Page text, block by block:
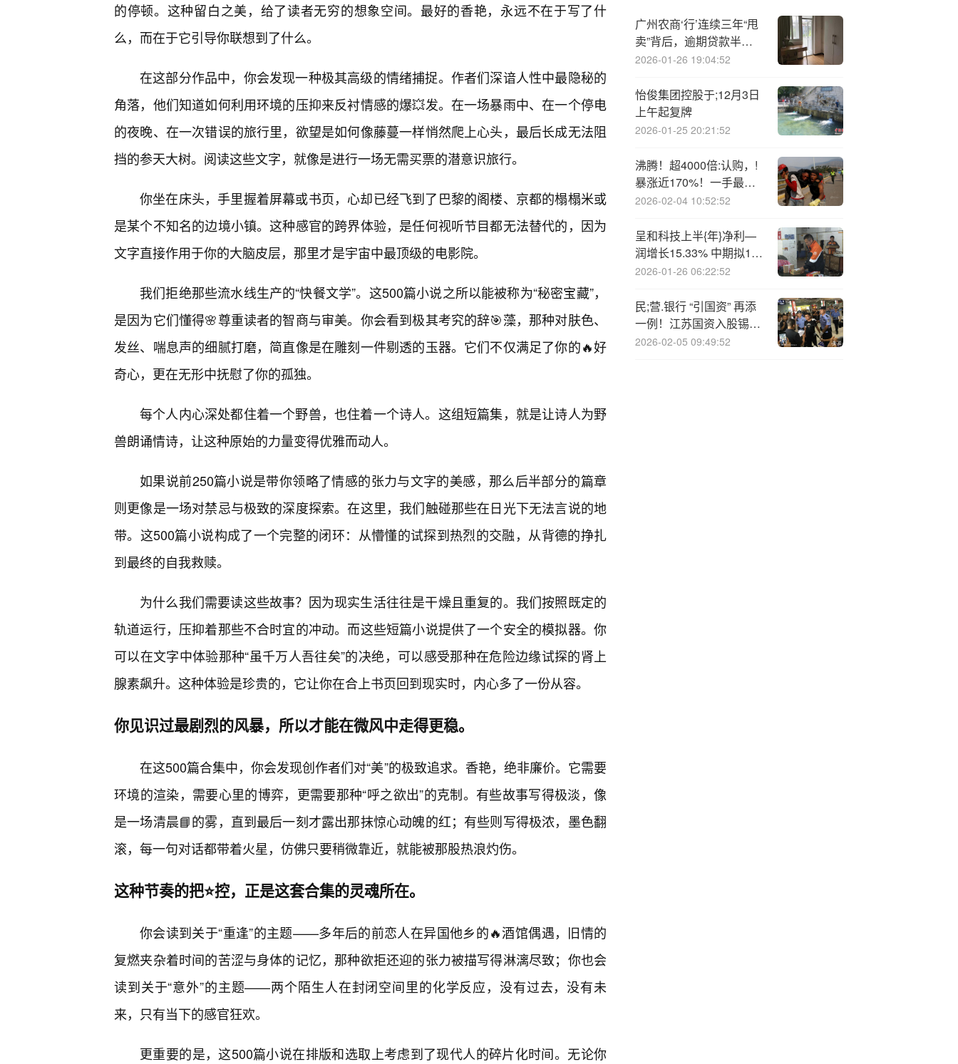
的停顿。这种留白之美，给了读者无穷的想象空间。最好的香艳，永远不在于写了什
么，而在于它引导你联想到了什么。
在这部分作品中，你会发现一种极其高级的情绪捕捉。作者们深谙人性中最隐秘的
角落，他们知道如何利用环境的压抑来反衬情感的爆💥发。在一场暴雨中、在一个停电
的夜晚、在一次错误的旅行里，欲望是如何像藤蔓一样悄然爬上心头，最后长成无法阻
挡的参天大树。阅读这些文字，就像是进行一场无需买票的潜意识旅行。
你坐在床头，手里握着屏幕或书页，心却已经飞到了巴黎的阁楼、京都的榻榻米或
是某个不知名的边境小镇。这种感官的跨界体验，是任何视听节目都无法替代的，因为
文字直接作用于你的大脑皮层，那里才是宇宙中最顶级的电影院。
我们拒绝那些流水线生产的“快餐文学”。这500篇小说之所以能被称为“秘密宝藏”，
是因为它们懂得🌸尊重读者的智商与审美。你会看到极其考究的辞🎯藻，那种对肤色、
发丝、喘息声的细腻打磨，简直像是在雕刻一件剔透的玉器。它们不仅满足了你的🔥好
奇心，更在无形中抚慰了你的孤独。
每个人内心深处都住着一个野兽，也住着一个诗人。这组短篇集，就是让诗人为野
兽朗诵情诗，让这种原始的力量变得优雅而动人。
如果说前250篇小说是带你领略了情感的张力与文字的美感，那么后半部分的篇章
则更像是一场对禁忌与极致的深度探索。在这里，我们触碰那些在日光下无法言说的地
带。这500篇小说构成了一个完整的闭环：从懵懂的试探到热烈的交融，从背德的挣扎
到最终的自我救赎。
为什么我们需要读这些故事？因为现实生活往往是干燥且重复的。我们按照既定的
轨道运行，压抑着那些不合时宜的冲动。而这些短篇小说提供了一个安全的模拟器。你
可以在文字中体验那种“虽千万人吾往矣”的决绝，可以感受那种在危险边缘试探的肾上
腺素飙升。这种体验是珍贵的，它让你在合上书页回到现实时，内心多了一份从容。
你见识过最剧烈的风暴，所以才能在微风中走得更稳。
在这500篇合集中，你会发现创作者们对“美”的极致追求。香艳，绝非廉价。它需要
环境的渲染，需要心里的博弈，更需要那种“呼之欲出”的克制。有些故事写得极淡，像
是一场清晨📘的雾，直到最后一刻才露出那抹惊心动魄的红；有些则写得极浓，墨色翻
滚，每一句对话都带着火星，仿佛只要稍微靠近，就能被那股热浪灼伤。
这种节奏的把⭐控，正是这套合集的灵魂所在。
你会读到关于“重逢”的主题——多年后的前恋人在异国他乡的🔥酒馆偶遇，旧情的
复燃夹杂着时间的苦涩与身体的记忆，那种欲拒还迎的张力被描写得淋漓尽致；你也会
读到关于“意外”的主题——两个陌生人在封闭空间里的化学反应，没有过去，没有未
来，只有当下的感官狂欢。
更重要的是，这500篇小说在排版和选取上考虑到了现代人的碎片化时间。无论你
广州农商‘行’连续三年“甩
卖”背后，逾期贷款半年
激增190亿
2026-01-26 19:04:52
怡俊集团控股于;12月3日
上午起复牌
2026-01-25 20:21:52
沸腾！超4000倍:认购，!
暴涨近170%！一手最多
可赚4380港元，中国，创
2026-02-04 10:52:52
呈和科技上半{年}净利—
润增长15.33% 中期拟10
派2.30元
2026-01-26 06:22:52
民;营.银行 “引国资” 再添
一例！江苏国资入股锡商
银行，“强心针” 还是 “新
2026-02-05 09:49:52